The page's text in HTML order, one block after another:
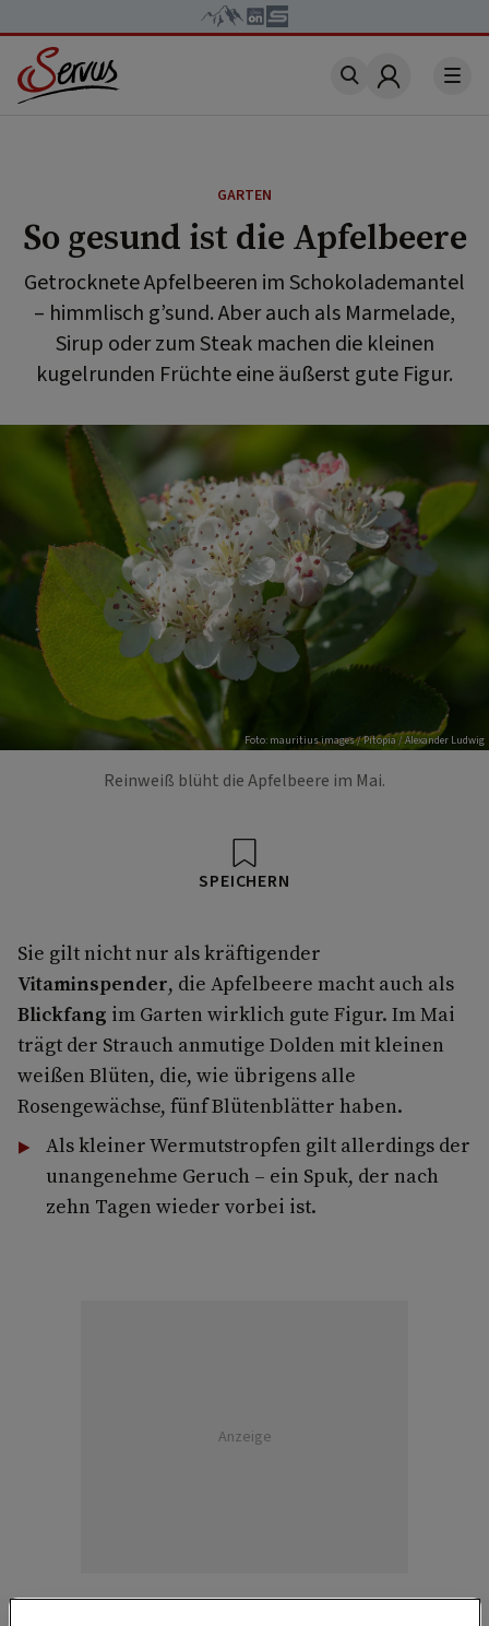
Account
GARTEN
So gesund ist die Apfelbeere
Getrocknete Apfelbeeren im Schokolademantel
– himmlisch g’sund. Aber auch als Marmelade,
Sirup oder zum Steak machen die kleinen
kugelrunden Früchte eine äußerst gute Figur.
Foto: mauritius images / Pitopia / Alexander Ludwig
Reinweiß blüht die Apfelbeere im Mai.
SPEICHERN
Sie gilt nicht nur als kräftigender
Vitaminspender, die Apfelbeere macht auch als
Blickfang im Garten wirklich gute Figur. Im Mai
trägt der Strauch anmutige Dolden mit kleinen
weißen Blüten, die, wie übrigens alle
Rosengewächse, fünf Blütenblätter haben.
Als kleiner Wermutstropfen gilt allerdings der
unangenehme Geruch – ein Spuk, der nach
zehn Tagen wieder vorbei ist.
Anzeige